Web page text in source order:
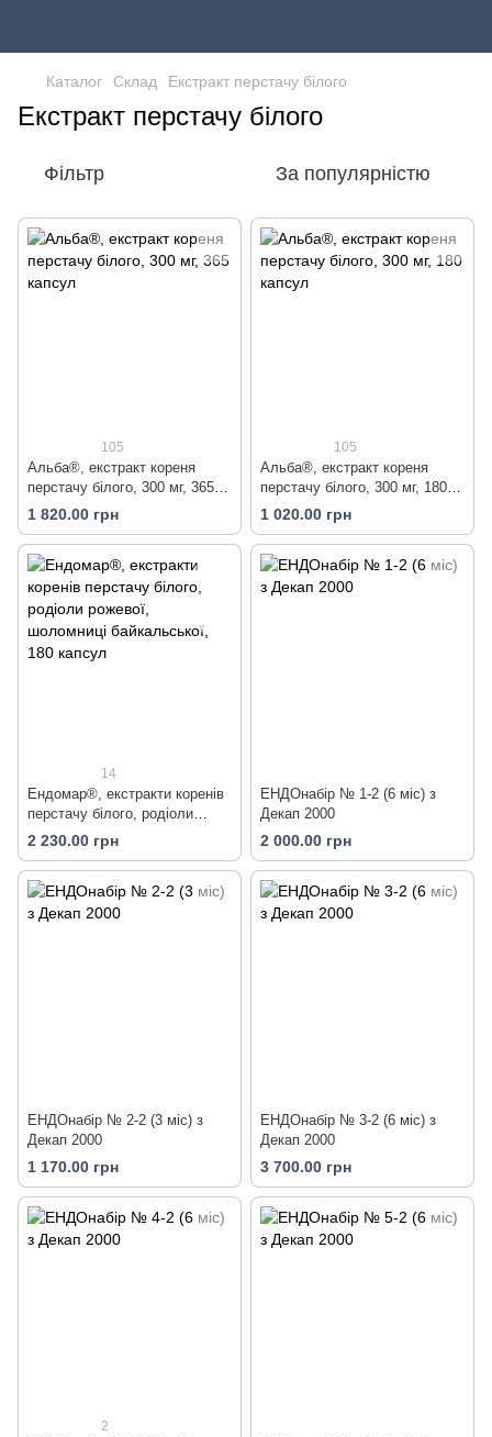
Каталог Склад Екстракт перстачу білого
Екстракт перстачу білого
Фільтр За популярністю
105
Альба®, екстракт кореня
перстачу білого, 300 мг, 365
капсул
1 820.00 грн
105
Альба®, екстракт кореня
перстачу білого, 300 мг, 180
капсул
1 020.00 грн
14
Ендомар®, екстракти коренів
перстачу білого, родіоли
рожевої, шоломниці
байкальської, 180 капсул
2 230.00 грн
ЕНДОнабір № 1-2 (6 міс) з
Декап 2000
2 000.00 грн
ЕНДОнабір № 2-2 (3 міс) з
Декап 2000
1 170.00 грн
ЕНДОнабір № 3-2 (6 міс) з
Декап 2000
3 700.00 грн
2